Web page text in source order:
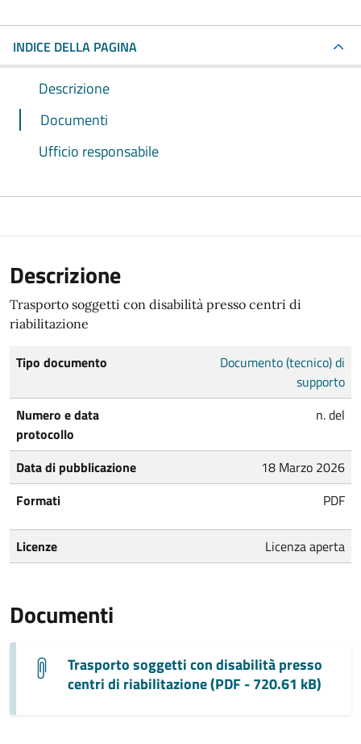
INDICE DELLA PAGINA
Descrizione
Documenti
Ufficio responsabile
Descrizione
Trasporto soggetti con disabilità presso centri di
riabilitazione
Tipo documento
Documento (tecnico) di
supporto
Numero e data
protocollo
n. del
Data di pubblicazione
18 Marzo 2026
Formati
PDF
Licenze Licenza aperta
Documenti
Trasporto soggetti con disabilità presso
centri di riabilitazione (PDF - 720.61 kB)